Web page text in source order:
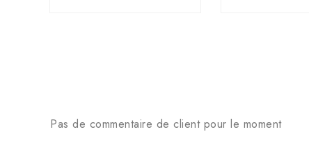
Pas de commentaire de client pour le moment